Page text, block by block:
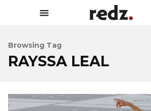
Browsing Tag
RAYSSA LEAL